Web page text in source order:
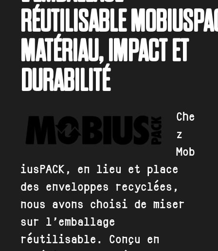
RÉUTILISABLE
MATÉRIAU, IMPACT ET
DURABILITÉ
Che
z
Mob
iusPACK, en lieu et place
des enveloppes recyclées,
nous avons choisi de miser
sur l’emballage
réutilisable. Conçu en